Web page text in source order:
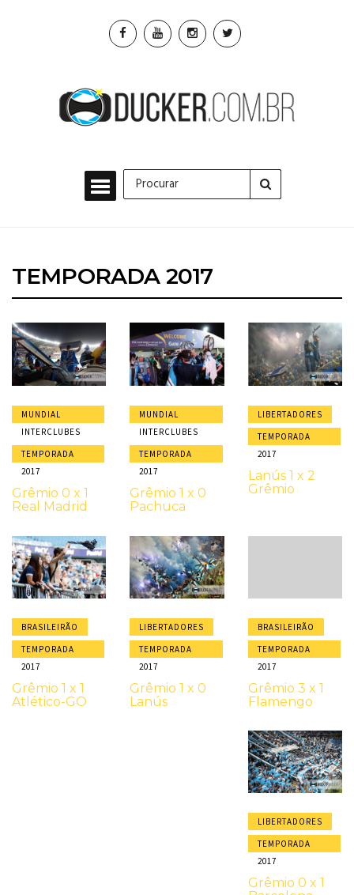
TEMPORADA 2017
MUNDIAL
INTERCLUBES
TEMPORADA
2017
Grêmio 0 x 1
Real Madrid
MUNDIAL
INTERCLUBES
TEMPORADA
2017
Grêmio 1 x 0
Pachuca
LIBERTADORES
TEMPORADA
2017
Lanús 1 x 2
Grêmio
BRASILEIRÃO
TEMPORADA
2017
Grêmio 1 x 1
Atlético-GO
LIBERTADORES
TEMPORADA
2017
Grêmio 1 x 0
Lanús
BRASILEIRÃO
TEMPORADA
2017
Grêmio 3 x 1
Flamengo
LIBERTADORES
TEMPORADA
2017
Grêmio 0 x 1